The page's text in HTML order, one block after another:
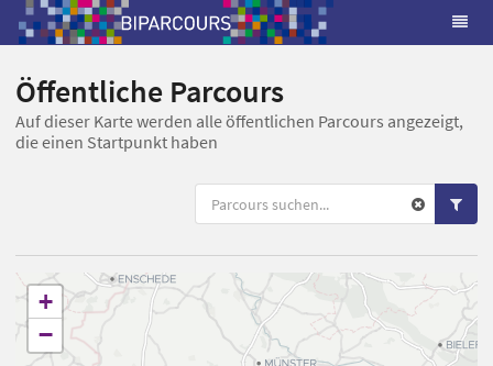
Öffentliche Parcours
Auf dieser Karte werden alle öffentlichen Parcours angezeigt,
die einen Startpunkt haben
+
−